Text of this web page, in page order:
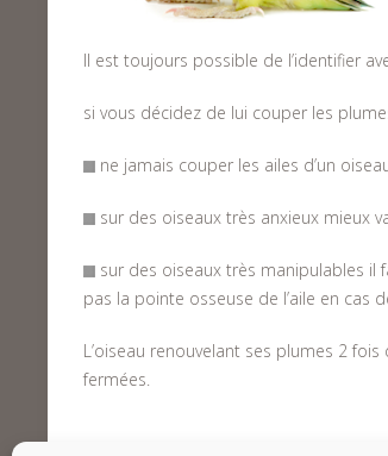
Il est toujours possible de l’identifier
si vous décidez de lui couper les
ne jamais couper les ailes d’un
sur des oiseaux très anxieux mieux
sur des oiseaux très manipulables il
pas la pointe osseuse de l’aile en cas
L’oiseau renouvelant ses plumes 2
fermées.